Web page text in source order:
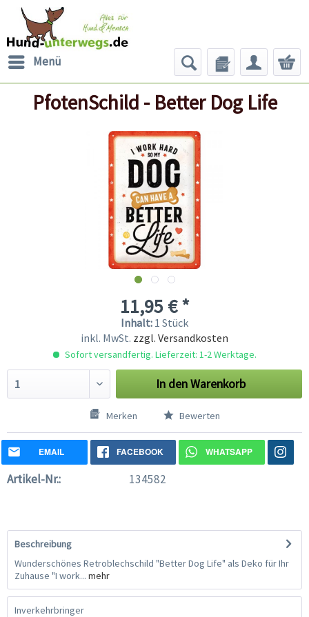
Menü
PfotenSchild - Better Dog Life
11,95 € *
Inhalt: 1 Stück
inkl. MwSt. zzgl. Versandkosten
Sofort versandfertig. Lieferzeit: 1-2 Werktage.
In denWarenkorb
Merken Bewerten
EMAIL FACEBOOK WHATSAPP
Artikel-Nr.: 134582
Beschreibung
Wunderschönes Retroblechschild "Better Dog Life" als Deko für Ihr
Zuhause "I work... mehr
Inverkehrbringer